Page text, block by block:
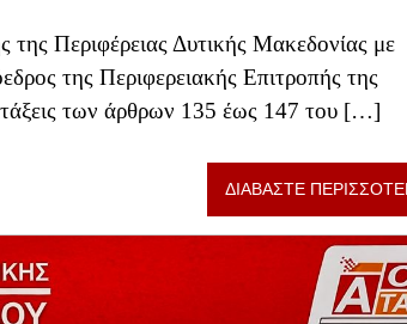
Περιφέρειας Δυτικής Μακεδονίας με
της Περιφερειακής Επιτροπής της
των άρθρων 135 έως 147 του […]
ΔΙΑΒΑΣΤΕ